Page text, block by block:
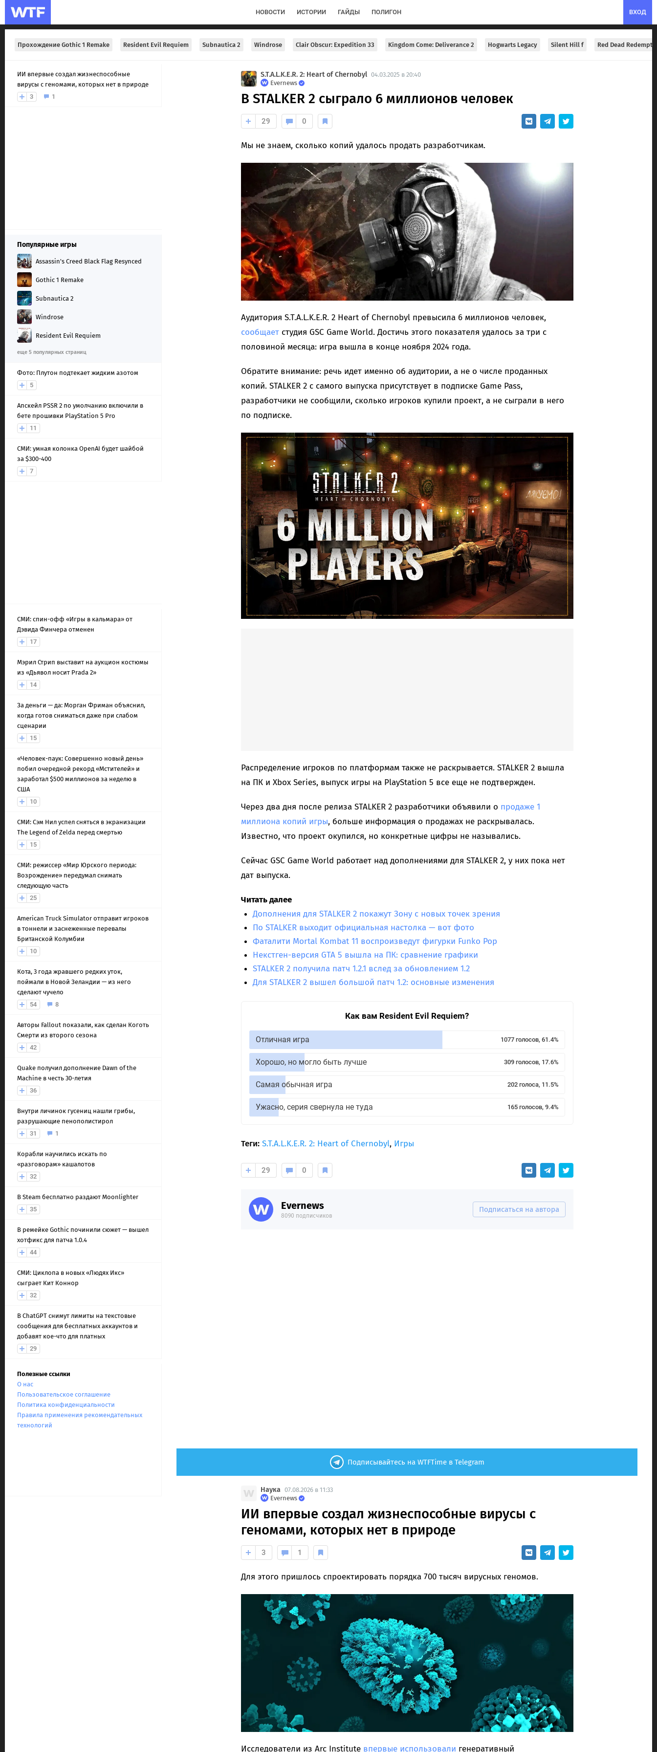
ВХОД
НОВОСТИ ИСТОРИИ ГАЙДЫ ПОЛИГОН
Прохождение Gothic 1 Remake Resident Evil Requiem Subnautica 2 Windrose Clair Obscur: Expedition 33 Kingdom Come: Deliverance 2 Hogwarts Legacy Silent Hill f Red Dead
ИИ впервые создал жизнеспособные
вирусы с геномами, которых нет в природе
3
1
Популярные игры
Assassin's Creed Black Flag Resynced
Gothic 1 Remake
Subnautica 2
Windrose
Resident Evil Requiem
еще 5 популярных страниц
Фото: Плутон подтекает жидким азотом
5
Апскейл PSSR 2 по умолчанию включили в
бете прошивки PlayStation 5 Pro
11
СМИ: умная колонка OpenAI будет шайбой
за $300-400
7
СМИ: спин-офф «Игры в кальмара» от
Дэвида Финчера отменен
17
Мэрил Стрип выставит на аукцион костюмы
из «Дьявол носит Prada 2»
14
За деньги — да: Морган Фриман объяснил,
когда готов сниматься даже при слабом
сценарии
15
«Человек-паук: Совершенно новый день»
побил очередной рекорд «Мстителей» и
заработал $500 миллионов за неделю в
США
10
СМИ: Сэм Нил успел сняться в экранизации
The Legend of Zelda перед смертью
15
СМИ: режиссер «Мир Юрского периода:
Возрождение» передумал снимать
следующую часть
25
American Truck Simulator отправит игроков
в тоннели и заснеженные перевалы
Британской Колумбии
10
Кота, 3 года жравшего редких уток,
поймали в Новой Зеландии — из него
сделают чучело
54
8
Авторы Fallout показали, как сделан Коготь
Смерти из второго сезона
42
Quake получил дополнение Dawn of the
Machine в честь 30-летия
36
Внутри личинок гусениц нашли грибы,
разрушающие пенополистирол
31
1
Корабли научились искать по
«разговорам» кашалотов
32
В Steam бесплатно раздают Moonlighter
35
В ремейке Gothic починили сюжет — вышел
хотфикс для патча 1.0.4
44
СМИ: Циклопа в новых «Людях Икс»
сыграет Кит Коннор
32
В ChatGPT снимут лимиты на текстовые
сообщения для бесплатных аккаунтов и
добавят кое-что для платных
29
Полезные ссылки
О нас
Пользовательское соглашение
Политика конфиденциальности
Правила применения рекомендательных
технологий
S.T.A.L.K.E.R. 2: Heart of Chernobyl 04.03.2025 в 20:40
Evernews
В STALKER 2 сыграло 6 миллионов человек
29 0
Мы не знаем, сколько копий удалось продать разработчикам.
Аудитория S.T.A.L.K.E.R. 2 Heart of Chernobyl превысила 6 миллионов человек,
сообщаетстудия GSC Game World. Достичь этого показателя удалось за три с
половиной месяца: игра вышла в конце ноября 2024 года.
Обратите внимание: речь идет именно об аудитории, а не о числе проданных
копий. STALKER 2 с самого выпуска присутствует в подписке Game Pass,
разработчики не сообщили, сколько игроков купили проект, а не сыграли в него
по подписке.
Распределение игроков по платформам также не раскрывается. STALKER 2 вышла
на ПК и Xbox Series, выпуск игры на PlayStation 5 все еще не подтвержден.
Через два дня после релиза STALKER 2 разработчики объявили о продаже 1
миллиона копий игры, больше информация о продажах не раскрывалась.
Известно, что проект окупился, но конкретные цифры не назывались.
Сейчас GSC Game World работает над дополнениями для STALKER 2, у них пока нет
дат выпуска.
Читать далее
Дополнения для STALKER 2 покажут Зону с новых точек зрения
По STALKER выходит официальная настолка — вот фото
Фаталити Mortal Kombat 11 воспроизведут фигурки Funko Pop
Некстген-версия GTA 5 вышла на ПК: сравнение графики
STALKER 2 получила патч 1.2.1 вслед за обновлением 1.2
Для STALKER 2 вышел большой патч 1.2: основные изменения
Как вам Resident Evil Requiem?
Отличная игра 1077 голосов, 61.4%
Хорошо, но могло быть лучше 309 голосов, 17.6%
Самая обычная игра 202 голоса, 11.5%
Ужасно, серия свернула не туда 165 голосов, 9.4%
Теги: S.T.A.L.K.E.R. 2: Heart of Chernobyl, Игры
29 0
Evernews
8090 подписчиков
Подписаться на автора
Подписывайтесь на WTFTime в Telegram
Наука 07.08.2026 в 11:33
Evernews
ИИ впервые создал жизнеспособные вирусы с
геномами, которых нет в природе
3 1
Для этого пришлось спроектировать порядка 700 тысяч вирусных геномов.
Исследователи из Arc Institute впервые использовали генеративный